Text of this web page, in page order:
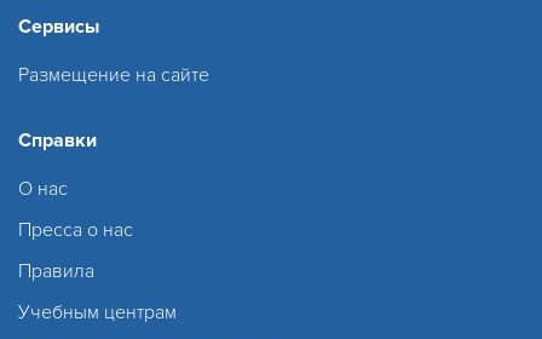
Сервисы
Размещение на сайте
Справки
О нас
Пресса о нас
Правила
Учебным центрам